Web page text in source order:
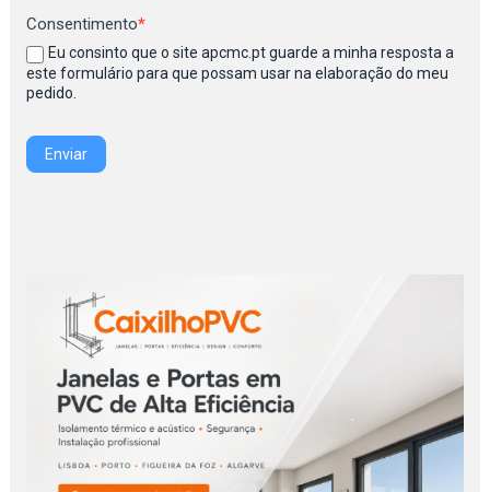
Consentimento*
Eu consinto que o site apcmc.pt guarde a minha resposta a
este formulário para que possam usar na elaboração do meu
pedido.
Enviar